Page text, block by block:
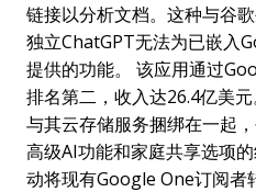
链接以分析文档。这种与谷
独立ChatGPT无法为已嵌入
提供的功能。 该应用通过
排名第二，收入达26.4亿美
与其云存储服务捆绑在一起
高级AI功能和家庭共享选项
动将现有Google One订阅者